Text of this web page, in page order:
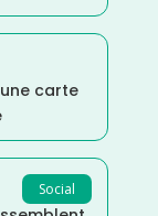
carte
Social